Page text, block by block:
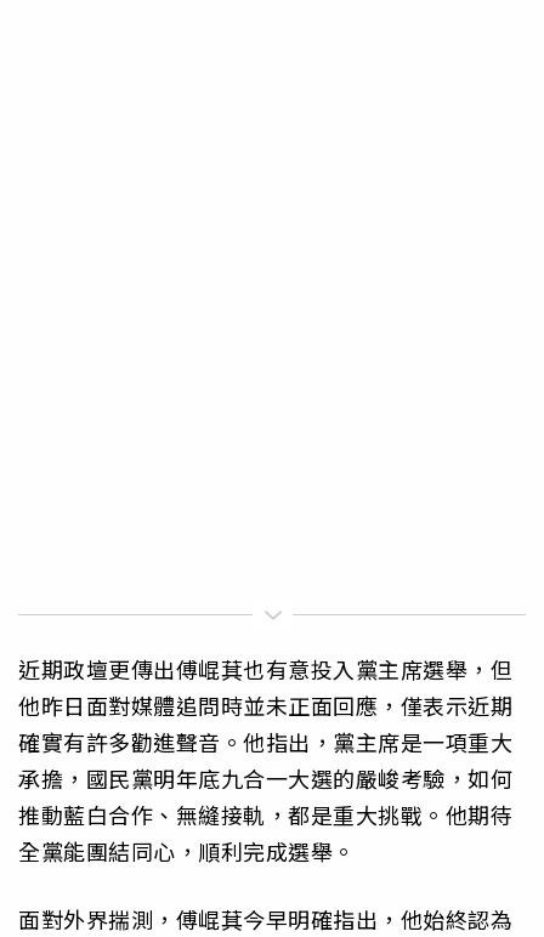
近期政壇更傳出傅崐萁也有意投入黨主席選舉，但
他昨日面對媒體追問時並未正面回應，僅表示近期
確實有許多勸進聲音。他指出，黨主席是一項重大
承擔，國民黨明年底九合一大選的嚴峻考驗，如何
推動藍白合作、無縫接軌，都是重大挑戰。他期待
全黨能團結同心，順利完成選舉。
面對外界揣測，傅崐萁今早明確指出，他始終認為